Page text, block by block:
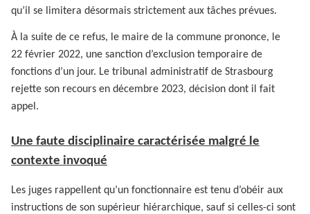
qu’il se limitera désormais strictement aux tâches prévues.
À la suite de ce refus, le maire de la commune prononce, le
22 février 2022, une sanction d’exclusion temporaire de
fonctions d’un jour. Le tribunal administratif de Strasbourg
rejette son recours en décembre 2023, décision dont il fait
appel.
Une faute disciplinaire caractérisée malgré le
contexte invoqué
Les juges rappellent qu’un fonctionnaire est tenu d’obéir aux
instructions de son supérieur hiérarchique, sauf si celles-ci sont